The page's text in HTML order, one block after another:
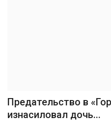
Предательство в
изнасиловал дочь...